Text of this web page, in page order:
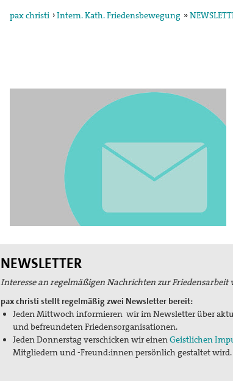
pax christi ›Intern. Kath. Friedensbewegung »
NEWSLETTER
Interesse an regelmäßigen Nachrichten zur Friedensarbeit
pax christi stellt regelmäßig zwei Newsletter bereit:
Jeden Mittwoch informieren wir im Newsletter über
und befreundeten Friedensorganisationen.
Jeden Donnerstag verschicken wir einen Geistlichen
Mitgliedern und -Freund:innen persönlich gestaltet wird.